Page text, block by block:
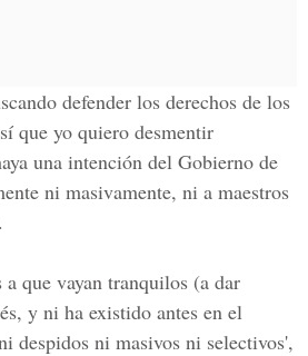
defender los derechos de los
que yo quiero desmentir
una intención del Gobierno de
ni masivamente, ni a maestros
que vayan tranquilos (a dar
y ni ha existido antes en el
despidos ni masivos ni selectivos',